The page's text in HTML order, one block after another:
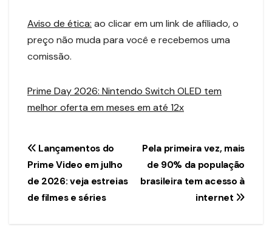
Aviso de ética: ao clicar em um link de afiliado, o
preço não muda para você e recebemos uma
comissão.
Prime Day 2026: Nintendo Switch OLED tem
melhor oferta em meses em até 12x
Navegação
de
Post
Pela primeira vez, mais
de 90% da população
brasileira tem acesso à
internet
Lançamentos do
Prime Video em julho
de 2026: veja estreias
de filmes e séries